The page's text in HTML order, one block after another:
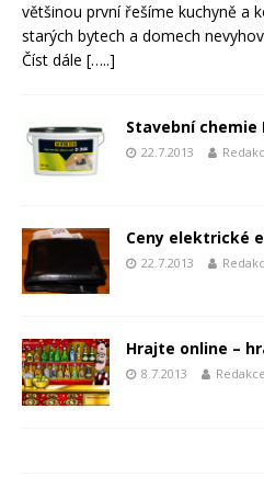
většinou první řešíme kuchyně a
starých bytech a domech
Číst dále […..]
Stavební chemie
22.7.2013
Ceny elektrické
22.7.2013
Hrajte online –
8.7.2013 Redakce